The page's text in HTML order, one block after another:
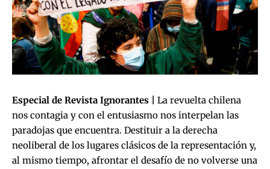
Especial de Revista Ignorantes
La revuelta chilena
nos contagia y con el entusiasmo nos interpelan las
paradojas que encuentra. Destituir a la derecha
neoliberal de los lugares clásicos de la representación y,
al mismo tiempo, afrontar el desafío de no volverse una